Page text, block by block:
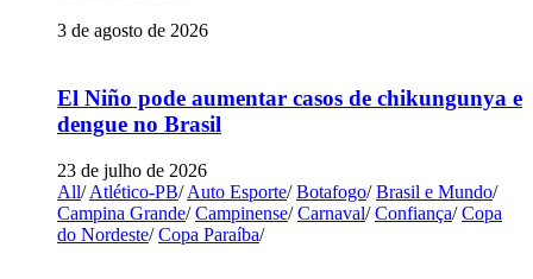
3 de agosto de 2026
El Niño pode aumentar casos de chikungunya e
dengue no Brasil
23 de julho de 2026
All/ Atlético-PB/ Auto Esporte/ Botafogo/ Brasil e Mundo/
Campina Grande/ Campinense/ Carnaval/ Confiança/ Copa
do Nordeste/ Copa Paraíba/